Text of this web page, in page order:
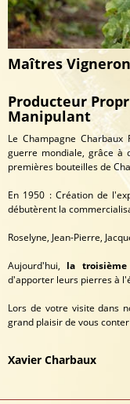
Maîtres
Producteur
Manipulant
Le Champagne
guerre mondiale, grâce
premières bouteilles de
En 1950 : Création de
débutèrent la
Roselyne, Jean-Pierre,
Aujourd'hui, la troisième
d'apporter leurs pierres à
Lors de votre visite dans
grand plaisir de vous
Xavier Charbaux